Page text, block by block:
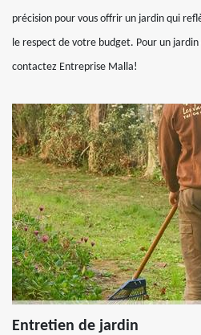
précision pour vous offrir un jardin qui
le respect de votre budget. Pour un jardin
contactez Entreprise Malla!
Entretien de jardin